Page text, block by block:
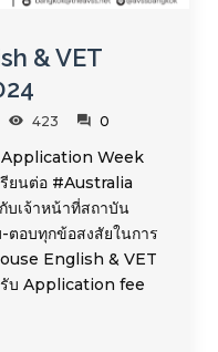
& VET
423 0
Week
รียนต่อ #Australia
บเจ้าหน้าที่สถาบัน
อบทุกข้อสงสัยในการ
English & VET
บ Application fee